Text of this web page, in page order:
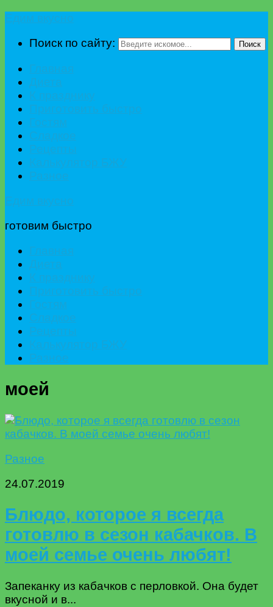
Поиск по сайту:
Поиск
готовим быстро
моей
Разное
24.07.2019
Блюдо, которое я всегда
готовлю в сезон кабачков. В
моей семье очень любят!
Запеканку из кабачков с перловкой. Она будет
вкусной и в...